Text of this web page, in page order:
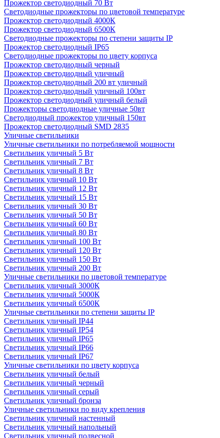
Прожектор светодиодный 70 Вт
Светодиодные прожекторы по цветовой температуре
Прожектор светодиодный 4000К
Прожектор светодиодный 6500К
Светодиодные прожекторы по степени защиты IP
Прожектор светодиодный IP65
Светодиодные прожекторы по цвету корпуса
Прожектор светодиодный черный
Прожектор светодиодный уличный
Прожектор светодиодный 200 вт уличный
Прожектор светодиодный уличный 100вт
Прожектор светодиодный уличный белый
Прожекторы светодиодные уличные 50вт
Светодиодный прожектор уличный 150вт
Прожектор светодиодный SMD 2835
Уличные светильники
Уличные светильники по потребляемой мощности
Светильник уличный 5 Вт
Светильник уличный 7 Вт
Светильник уличный 8 Вт
Светильник уличный 10 Вт
Светильник уличный 12 Вт
Светильник уличный 15 Вт
Светильник уличный 30 Вт
Светильник уличный 50 Вт
Светильник уличный 60 Вт
Светильник уличный 80 Вт
Светильник уличный 100 Вт
Светильник уличный 120 Вт
Светильник уличный 150 Вт
Светильник уличный 200 Вт
Уличные светильники по цветовой температуре
Cветильник уличный 3000К
Cветильник уличный 5000К
Cветильник уличный 6500К
Уличные светильники по степени защиты IP
Светильник уличный IP44
Светильник уличный IP54
Светильник уличный IP65
Светильник уличный IP66
Светильник уличный IP67
Уличные светильники по цвету корпуса
Светильник уличный белый
Светильник уличный черный
Светильник уличный серый
Светильник уличный бронза
Уличные светильники по виду крепления
Светильник уличный настенный
Светильник уличный напольный
Светильник уличный подвесной